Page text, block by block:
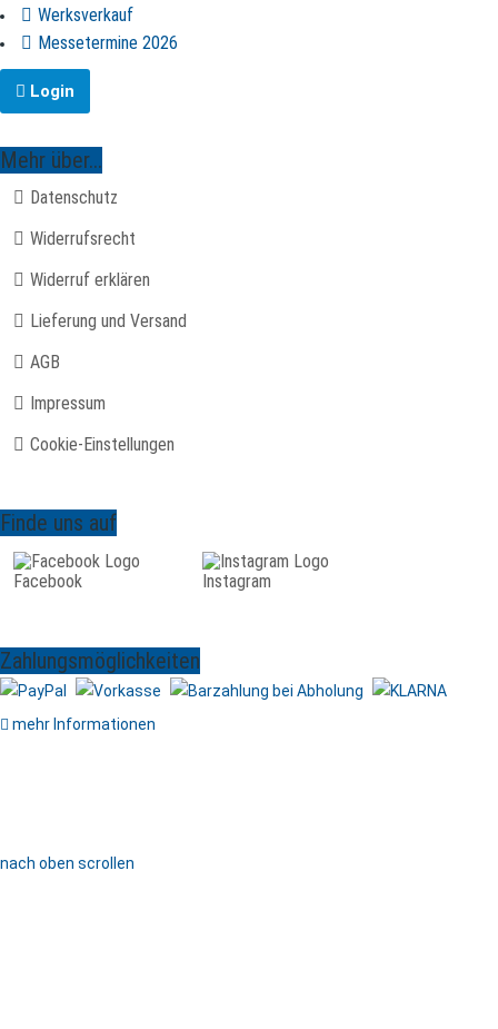
Werksverkauf
Messetermine 2026
Login
Mehr über...
Datenschutz
Widerrufsrecht
Widerruf erklären
Lieferung und Versand
AGB
Impressum
Cookie-Einstellungen
Finde uns auf
Facebook Instagram
Zahlungsmöglichkeiten
mehr Informationen
nach oben scrollen